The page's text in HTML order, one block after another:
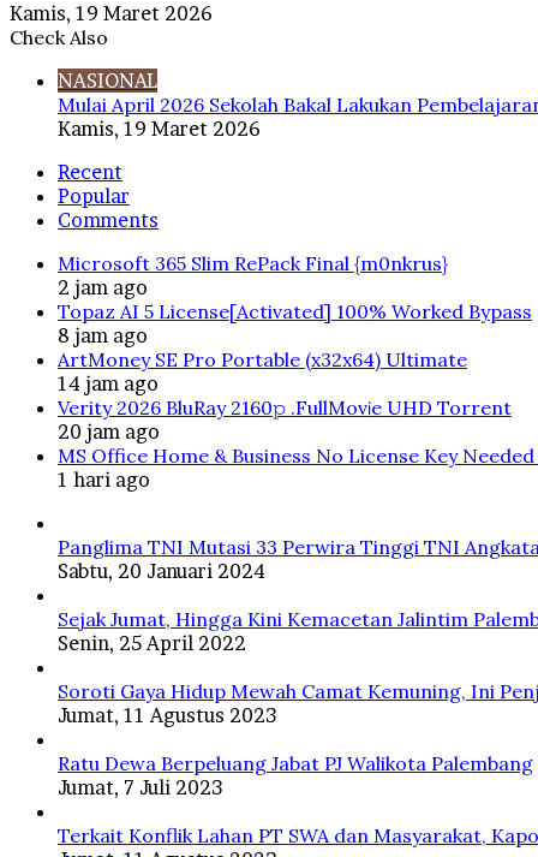
Kamis, 19 Maret 2026
Check Also
NASIONAL
Mulai April 2026 Sekolah Bakal Lakukan
Kamis, 19 Maret 2026
Recent
Popular
Comments
Microsoft 365 Slim RePack Final {m0nkrus}
2 jam ago
Topaz AI 5 License[Activated] 100% Worked Bypass
8 jam ago
ArtMoney SE Pro Portable (x32x64) Ultimate
14 jam ago
Verity 2026 BluRay 2160𝚙 .FullMov𝗂e UHD Torrent
20 jam ago
MS Office Home & Business No License Key
1 hari ago
Panglima TNI Mutasi 33 Perwira Tinggi TNI
Sabtu, 20 Januari 2024
Sejak Jumat, Hingga Kini Kemacetan Jalintim
Senin, 25 April 2022
Soroti Gaya Hidup Mewah Camat Kemuning, Ini
Jumat, 11 Agustus 2023
Ratu Dewa Berpeluang Jabat PJ Walikota Palembang
Jumat, 7 Juli 2023
Terkait Konflik Lahan PT SWA dan Masyarakat,